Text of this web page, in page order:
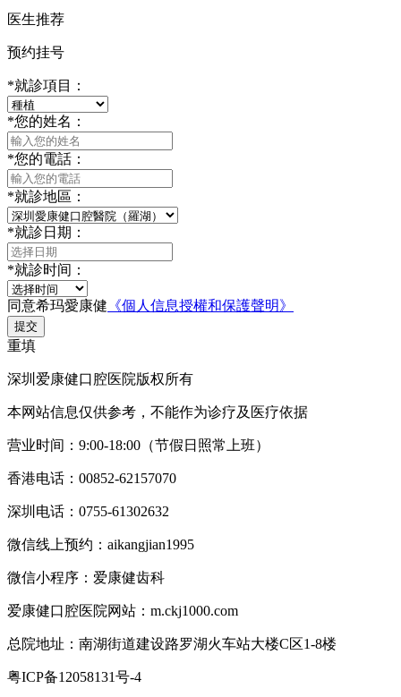
医生推荐
预约挂号
*就診項目：
*您的姓名：
*您的電話：
*就診地區：
*就診日期：
*就診时间：
同意希玛愛康健 《個人信息授權和保護聲明》
提交
重填
深圳爱康健口腔医院版权所有
本网站信息仅供参考，不能作为诊疗及医疗依据
营业时间：9:00-18:00（节假日照常上班）
香港电话：00852-62157070
深圳电话：0755-61302632
微信线上预约：aikangjian1995
微信小程序：爱康健齿科
爱康健口腔医院网站：m.ckj1000.com
总院地址：南湖街道建设路罗湖火车站大楼C区1-8楼
粤ICP备12058131号-4